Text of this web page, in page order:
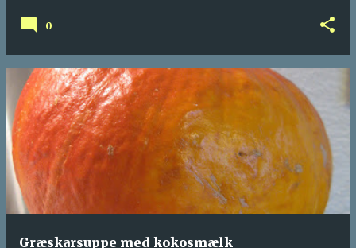
0
Græskarsuppe med kokosmælk